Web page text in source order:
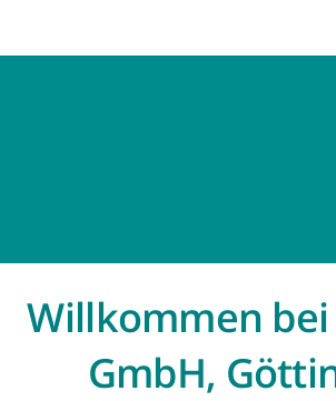
Willkommen
GmbH,